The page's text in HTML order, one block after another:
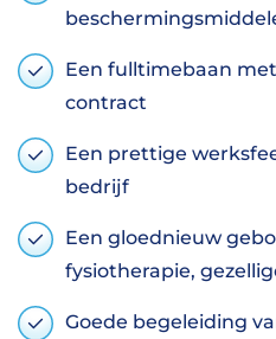
Een fulltimebaan
contract
Een prettige
bedrijf
Een gloednieuw
fysiotherapie,
Goede begeleiding